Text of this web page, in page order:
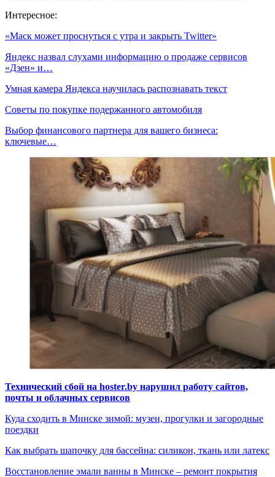
Интересное:
«Маск может проснуться с утра и закрыть Twitter»
Яндекс назвал слухами информацию о продаже сервисов
«Дзен» и…
Умная камера Яндекса научилась распознавать текст
Советы по покупке подержанного автомобиля
Выбор финансового партнера для вашего бизнеса:
ключевые…
Технический сбой на hoster.by нарушил работу сайтов,
почты и облачных сервисов
Куда сходить в Минске зимой: музеи, прогулки и загородные
поездки
Как выбрать шапочку для бассейна: силикон, ткань или латекс
Восстановление эмали ванны в Минске – ремонт покрытия